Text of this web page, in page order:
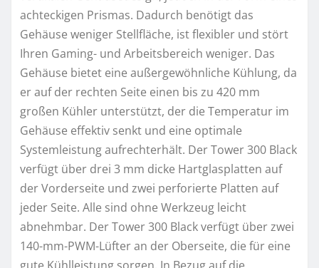
achteckigen Prismas. Dadurch benötigt das
Gehäuse weniger Stellfläche, ist flexibler und stört
Ihren Gaming- und Arbeitsbereich weniger. Das
Gehäuse bietet eine außergewöhnliche Kühlung, da
er auf der rechten Seite einen bis zu 420 mm
großen Kühler unterstützt, der die Temperatur im
Gehäuse effektiv senkt und eine optimale
Systemleistung aufrechterhält. Der Tower 300 Black
verfügt über drei 3 mm dicke Hartglasplatten auf
der Vorderseite und zwei perforierte Platten auf
jeder Seite. Alle sind ohne Werkzeug leicht
abnehmbar. Der Tower 300 Black verfügt über zwei
140-mm-PWM-Lüfter an der Oberseite, die für eine